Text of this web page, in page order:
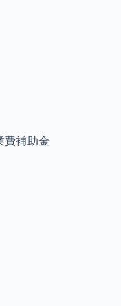
費補助金